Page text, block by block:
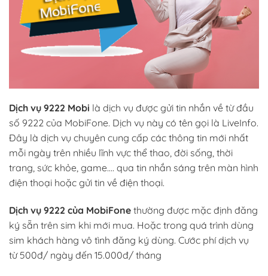
Dịch vụ 9222 Mobi là dịch vụ được gửi tin nhắn về từ đầu
số 9222 của MobiFone. Dịch vụ này có tên gọi là LiveInfo.
Đây là dịch vụ chuyên cung cấp các thông tin mới nhất
mỗi ngày trên nhiều lĩnh vực thể thao, đời sống, thời
trang, sức khỏe, game…. qua tin nhắn sáng trên màn hình
điện thoại hoặc gửi tin về điện thoại.
Dịch vụ 9222 của MobiFone thường được mặc định đăng
ký sẵn trên sim khi mới mua. Hoặc trong quá trình dùng
sim khách hàng vô tình đăng ký dùng. Cước phí dịch vụ
từ 500đ/ ngày đến 15.000đ/ tháng